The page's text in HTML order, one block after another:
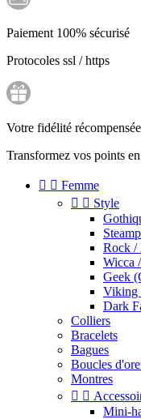
Paiement 100% sécurisé
Protocoles ssl / https
Votre fidélité récompensée
Transformez vos points
  Femme
  Style
Rock /
Wicca
Geek
Viking
Dark
Colliers
Bracelets
Bagues
Boucles
Montres
 
Mini-